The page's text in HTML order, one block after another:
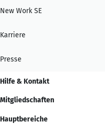
New Work SE
Karriere
Presse
Hilfe & Kontakt
Mitgliedschaften
Hauptbereiche